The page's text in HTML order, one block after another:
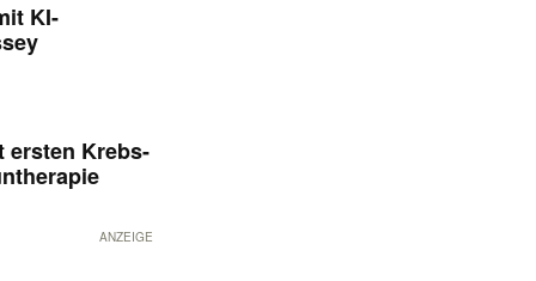
KI-
ersten Krebs-
ANZEIGE